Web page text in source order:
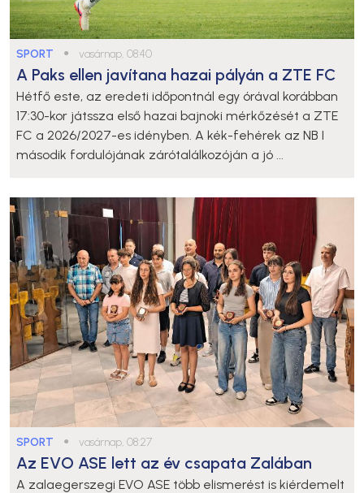
SPORT ● vasárnap, 08:40
A Paks ellen javítana hazai pályán a ZTE FC
Hétfő este, az eredeti időpontnál egy órával korábban
17:30-kor játssza első hazai bajnoki mérkőzését a ZTE
FC a 2026/2027-es idényben. A kék-fehérek az NB I
második fordulójának zárótalálkozóján a jó ...
SPORT ● vasárnap, 08:27
Az EVO ASE lett az év csapata Zalában
A zalaegerszegi EVO ASE több elismerést is kiérdemelt